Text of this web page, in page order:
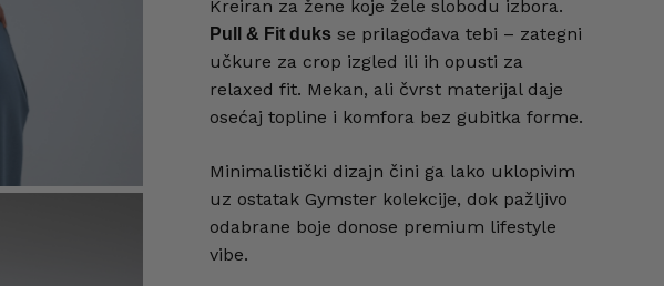
Kreiran za žene koje žele slobodu izbora.
Pull & Fit duks se prilagođava tebi – zategni
učkure za crop izgled ili ih opusti za
relaxed fit. Mekan, ali čvrst materijal daje
osećaj topline i komfora bez gubitka forme.
Minimalistički dizajn čini ga lako uklopivim
uz ostatak Gymster kolekcije, dok pažljivo
odabrane boje donose premium lifestyle
vibe.
Sačuvaj moje ime, e-poštu i veb mesto u ovom pregledaču veba za sledeći put
komentarišem.